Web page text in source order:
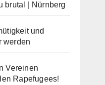
brutal | Nürnberg
und
werden
Vereinen
Rapefugees!